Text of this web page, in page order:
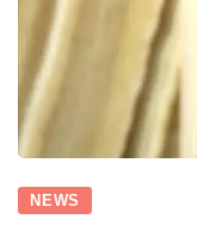
NEWS